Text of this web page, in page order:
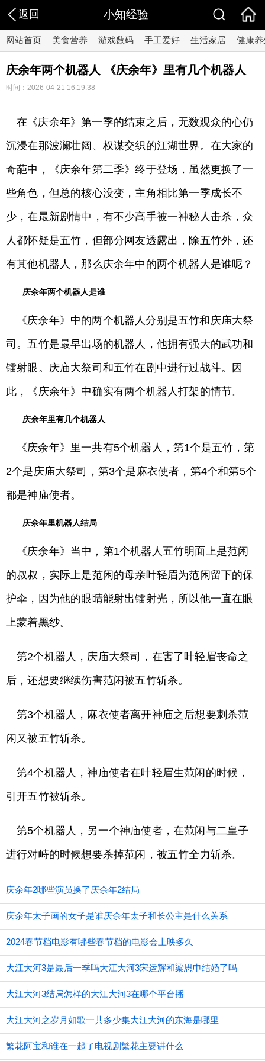
返回 小知经验
网站首页 美食营养 游戏数码 手工爱好 生活家居 健康养
庆余年两个机器人 《庆余年》里有几个机器人
时间：2026-04-21 16:19:38
在《庆余年》第一季的结束之后，无数观众的心仍
沉浸在那波澜壮阔、权谋交织的江湖世界。在大家的
奇葩中，《庆余年第二季》终于登场，虽然更换了一
些角色，但总的核心没变，主角相比第一季成长不
少，在最新剧情中，有不少高手被一神秘人击杀，众
人都怀疑是五竹，但部分网友透露出，除五竹外，还
有其他机器人，那么庆余年中的两个机器人是谁呢？
庆余年两个机器人是谁
《庆余年》中的两个机器人分别是五竹和庆庙大祭
司。五竹是最早出场的机器人，他拥有强大的武功和
镭射眼。庆庙大祭司和五竹在剧中进行过战斗。因
此，《庆余年》中确实有两个机器人打架的情节。
庆余年里有几个机器人
《庆余年》里一共有5个机器人，第1个是五竹，第
2个是庆庙大祭司，第3个是麻衣使者，第4个和第5个
都是神庙使者。
庆余年里机器人结局
《庆余年》当中，第1个机器人五竹明面上是范闲
的叔叔，实际上是范闲的母亲叶轻眉为范闲留下的保
护伞，因为他的眼睛能射出镭射光，所以他一直在眼
上蒙着黑纱。
第2个机器人，庆庙大祭司，在害了叶轻眉丧命之
后，还想要继续伤害范闲被五竹斩杀。
第3个机器人，麻衣使者离开神庙之后想要刺杀范
闲又被五竹斩杀。
第4个机器人，神庙使者在叶轻眉生范闲的时候，
引开五竹被斩杀。
第5个机器人，另一个神庙使者，在范闲与二皇子
进行对峙的时候想要杀掉范闲，被五竹全力斩杀。
庆余年2哪些演员换了庆余年2结局
庆余年太子画的女子是谁庆余年太子和长公主是什么关系
2024春节档电影有哪些春节档的电影会上映多久
大江大河3是最后一季吗大江大河3宋运辉和梁思申结婚了吗
大江大河3结局怎样的大江大河3在哪个平台播
大江大河之岁月如歌一共多少集大江大河的东海是哪里
繁花阿宝和谁在一起了电视剧繁花主要讲什么